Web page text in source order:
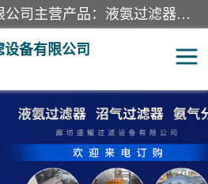
廊坊盛耀过滤设备有限公司主营产品：液氨过滤器、沼气过滤器、氨气分离器、二氧化碳过滤器、过滤器、液氨氨气过滤器、天然气过滤器、管道过滤器、*过滤器、液氨除油除水过滤器、氨气除油除水过滤器、焦炉煤气除焦油过滤器等。
备有限公司
过滤器
沼气过滤器